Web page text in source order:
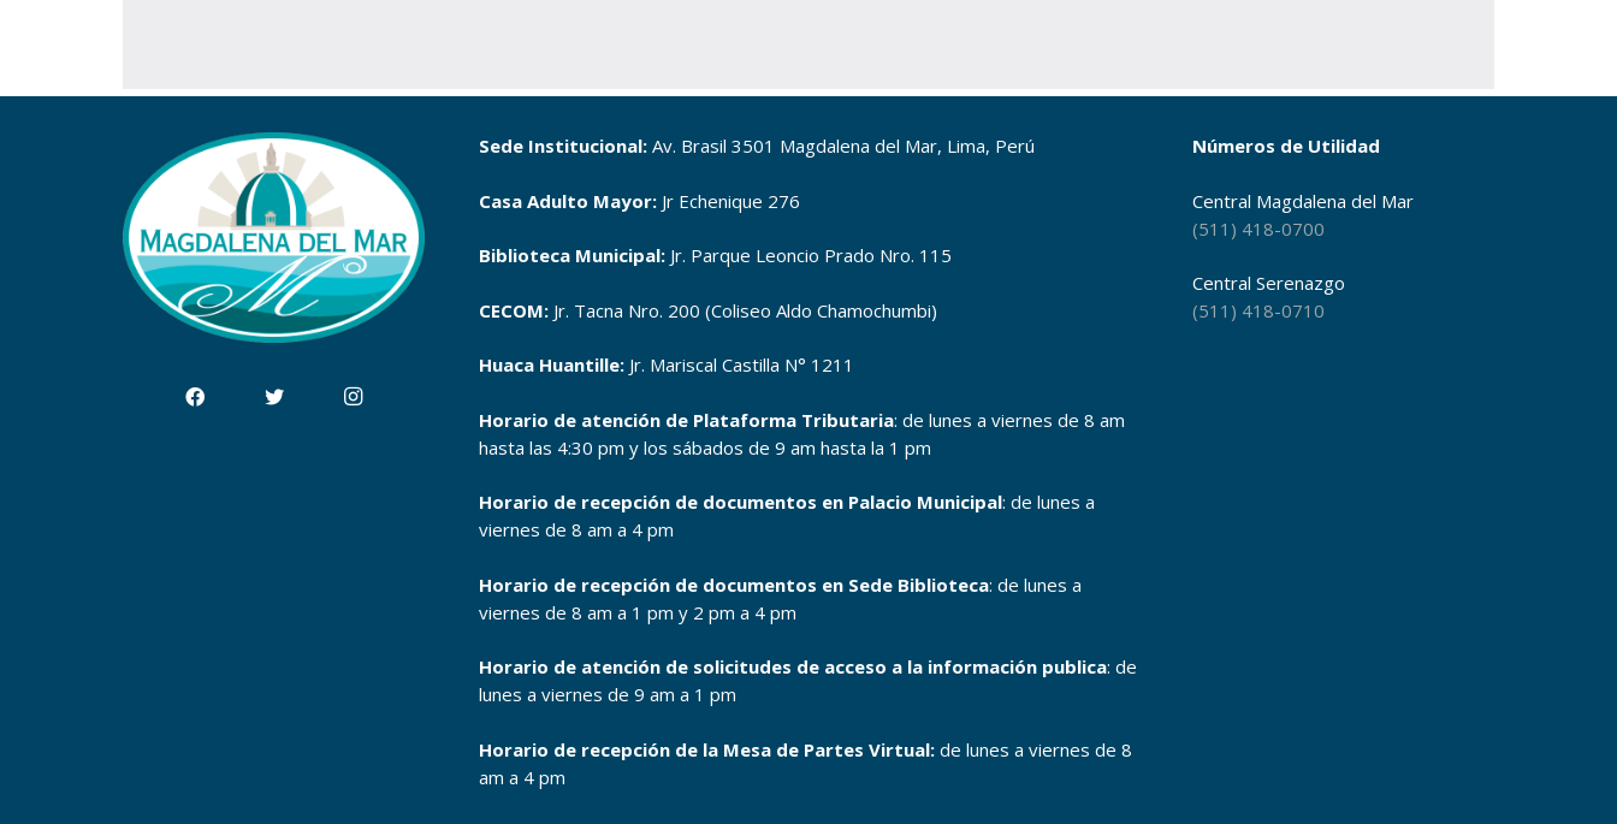
Sede Institucional: Av. Brasil 3501 Magdalena del Mar, Lima, Perú
Casa Adulto Mayor: Jr Echenique 276
Biblioteca Municipal: Jr. Parque Leoncio Prado Nro. 115
CECOM: Jr. Tacna Nro. 200 (Coliseo Aldo Chamochumbi)
Huaca Huantille: Jr. Mariscal Castilla N° 1211
Horario de atención de Plataforma Tributaria: de lunes a viernes de 8 am
hasta las 4:30 pm y los sábados de 9 am hasta la 1 pm
Horario de recepción de documentos en Palacio Municipal: de lunes a
viernes de 8 am a 4 pm
Horario de recepción de documentos en Sede Biblioteca: de lunes a
viernes de 8 am a 1 pm y 2 pm a 4 pm
Horario de atención de solicitudes de acceso a la información publica: de
lunes a viernes de 9 am a 1 pm
Horario de recepción de la Mesa de Partes Virtual: de lunes a viernes de 8
am a 4 pm
Números de Utilidad
Central Magdalena del Mar
(511) 418-0700
Central Serenazgo
(511) 418-0710